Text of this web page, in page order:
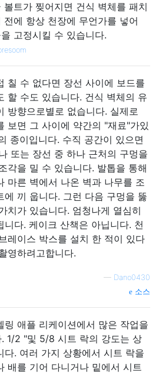
볼트가 찢어지면 건식 벽체를 패치
전에 항상 천장에 무언가를 넣어
고정시킬 수 있습니다.
칠 수 없다면 장선 사이에 보드를
할 수도 있습니다. 건식 벽체의 유
방향으로별로 없습니다. 실제로
보면 그 사이에 약간의 "재료"가있
종이입니다. 수직 공간이 있으면
또는 장선 중 하나 근처의 구멍을
각을 밀 수 있습니다. 발톱을 통해
마른 벽에서 나온 벽과 나무를 조
에 끼 웁니다. 그런 다음 구멍을 뚫
치가 있습니다. 엄청나게 열심히
니다. 케이크 산책은 아닙니다. 천
레이스 박스를 설치 한 적이 있다
영하려고합니다.
— Dano0430
소스
링 애플 리케이션에서 많은 작업을
. 1/2 "및 5/8 시트 락의 강도는 상
다. 여러 가지 상황에서 시트 락을
배를 기어 다니거나 밑에서 시트